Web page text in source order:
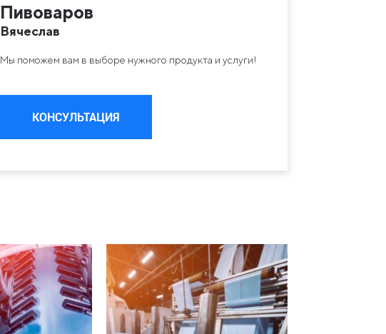
Пивоваров
Вячеслав
Мы поможем вам в выборе нужного продукта и услуги!
КОНСУЛЬТАЦИЯ